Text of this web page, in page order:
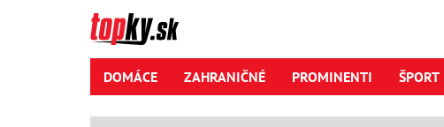
DOMÁCE ZAHRANIČNÉ PROMINENTI ŠPORT